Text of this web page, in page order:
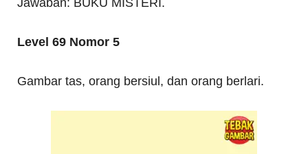
Jawaban: BUKU MISTERI.
Level 69 Nomor 5
Gambar tas, orang bersiul, dan orang berlari.